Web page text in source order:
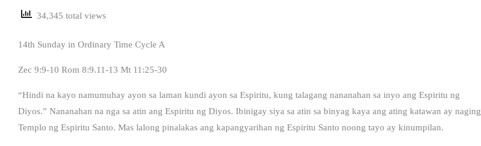
34,345 total views
14th Sunday in Ordinary Time Cycle A
Zec 9:9-10 Rom 8:9.11-13 Mt 11:25-30
“Hindi na kayo namumuhay ayon sa laman kundi ayon sa Espiritu, kung talagang nananahan sa inyo ang Espiritu ng
Diyos.” Nananahan na nga sa atin ang Espiritu ng Diyos. Ibinigay siya sa atin sa binyag kaya ang ating katawan ay naging
Templo ng Espiritu Santo. Mas lalong pinalakas ang kapangyarihan ng Espiritu Santo noong tayo ay kinumpilan.